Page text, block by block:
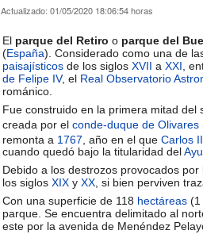
Actualizado: 01/05/2020 18:06:54horas
El parque del Retiro o parque del
(España). Considerado como una de
paisajísticos de los siglos XVII a XXI ,
de Felipe IV, el Real Observatorio
románico.
Fue construido en la primera mitad del
creada por el conde-duque de Olivares
remonta a 1767 , año en el que Carlos
cuando quedó bajo la titularidad del
Debido a los destrozos provocados
los siglos XIX y XX, si bien perviven
Con una superficie de 118 hectáreas
parque. Se encuentra delimitado al
este por la avenida de Menéndez